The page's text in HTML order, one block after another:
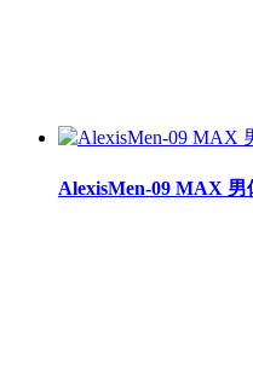
AlexisMen-09 MAX 男